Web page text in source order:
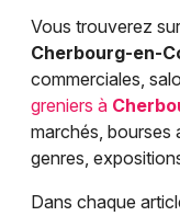
Vous trouverez
Cherbourg-en-
commerciales,
greniers à
marchés, bourses
genres,
Dans chaque